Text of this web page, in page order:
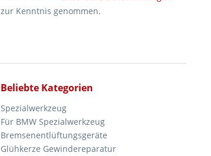
zur Kenntnis genommen.
Beliebte Kategorien
Spezialwerkzeug
Für BMW Spezialwerkzeug
Bremsenentlüftungsgeräte
Glühkerze Gewindereparatur